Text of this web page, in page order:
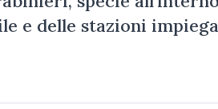
e delle stazioni